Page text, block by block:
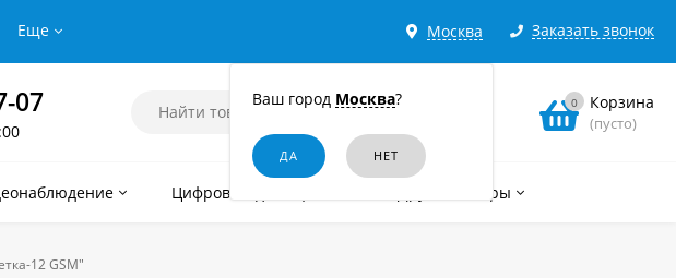
Москва
Ваш город Москва?
Заказать звонок
Еще
07 0 Корзина
(пусто)
Цифровые диктофоны Другие товары
12 GSM"